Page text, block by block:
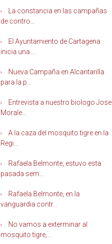
La constancia en las campañas
de contro...
El Ayuntamiento de Cartagena
inicia una ...
Nueva Campaña en Alcantarilla
para la p...
Entrevista a nuestro biologo Jose
Morale...
A la caza del mosquito tigre en la
Regi...
Rafaela Belmonte, estuvo esta
pasada sem...
Rafaela Belmonte, en la
vanguardia contr...
No vamos a exterminar al
mosquito tigre,...